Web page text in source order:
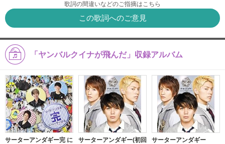
歌詞の間違いなどのご指摘はこちら
この歌詞へのご意見
「ヤンバルクイナが飛んだ」収録アルバム
サーターアンダギー完 に
サーターアンダギー(初回
サーターアンダギー